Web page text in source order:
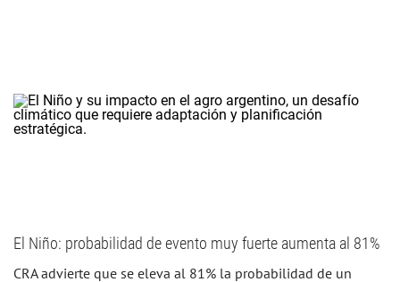
El Niño: probabilidad de evento muy fuerte aumenta al 81%
CRA advierte que se eleva al 81% la probabilidad de un